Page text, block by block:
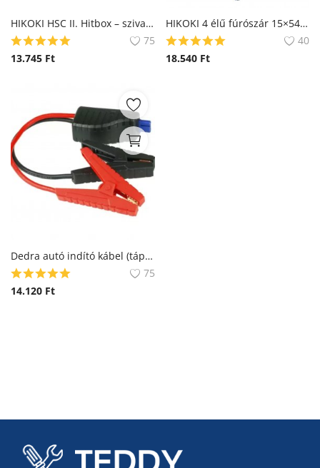
HIKOKI HSC II. Hitbox – szivacsos (Hitachi)
75
13.745 Ft
HIKOKI 4 élű fúrószár 15×540 mm SDS MAX (Hitachi)
40
18.540 Ft
Dedra autó indító kábel (tápállomáshoz)
75
14.120 Ft